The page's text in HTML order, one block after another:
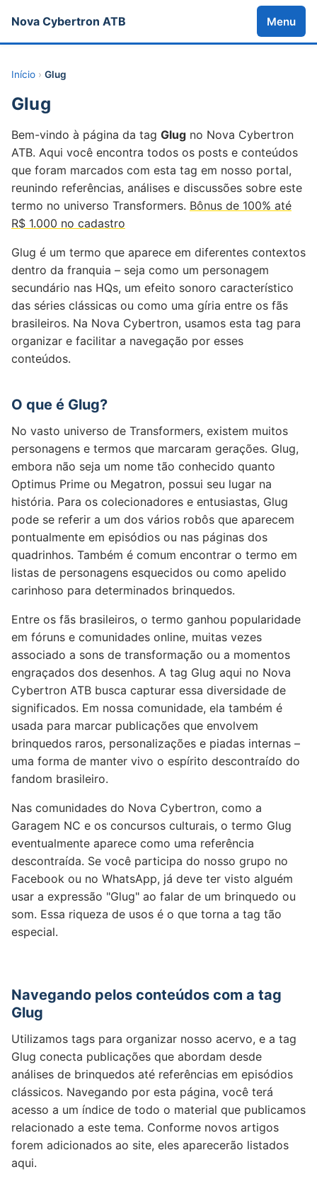
Nova Cybertron ATB Menu
Início › Glug
Glug
Bem-vindo à página da tag Glug no Nova Cybertron
ATB. Aqui você encontra todos os posts e conteúdos
que foram marcados com esta tag em nosso portal,
reunindo referências, análises e discussões sobre este
termo no universo Transformers. Bônus de 100% até
R$ 1.000 no cadastro
Glug é um termo que aparece em diferentes contextos
dentro da franquia – seja como um personagem
secundário nas HQs, um efeito sonoro característico
das séries clássicas ou como uma gíria entre os fãs
brasileiros. Na Nova Cybertron, usamos esta tag para
organizar e facilitar a navegação por esses
conteúdos.
O que é Glug?
No vasto universo de Transformers, existem muitos
personagens e termos que marcaram gerações. Glug,
embora não seja um nome tão conhecido quanto
Optimus Prime ou Megatron, possui seu lugar na
história. Para os colecionadores e entusiastas, Glug
pode se referir a um dos vários robôs que aparecem
pontualmente em episódios ou nas páginas dos
quadrinhos. Também é comum encontrar o termo em
listas de personagens esquecidos ou como apelido
carinhoso para determinados brinquedos.
Entre os fãs brasileiros, o termo ganhou popularidade
em fóruns e comunidades online, muitas vezes
associado a sons de transformação ou a momentos
engraçados dos desenhos. A tag Glug aqui no Nova
Cybertron ATB busca capturar essa diversidade de
significados. Em nossa comunidade, ela também é
usada para marcar publicações que envolvem
brinquedos raros, personalizações e piadas internas –
uma forma de manter vivo o espírito descontraído do
fandom brasileiro.
Nas comunidades do Nova Cybertron, como a
Garagem NC e os concursos culturais, o termo Glug
eventualmente aparece como uma referência
descontraída. Se você participa do nosso grupo no
Facebook ou no WhatsApp, já deve ter visto alguém
usar a expressão "Glug" ao falar de um brinquedo ou
som. Essa riqueza de usos é o que torna a tag tão
especial.
Navegando pelos conteúdos com a tag
Glug
Utilizamos tags para organizar nosso acervo, e a tag
Glug conecta publicações que abordam desde
análises de brinquedos até referências em episódios
clássicos. Navegando por esta página, você terá
acesso a um índice de todo o material que publicamos
relacionado a este tema. Conforme novos artigos
forem adicionados ao site, eles aparecerão listados
aqui.